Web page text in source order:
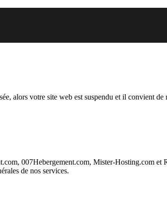
alors votre site web est suspendu et il convient
007Hebergement.com, Mister-Hosting.com
de nos services.